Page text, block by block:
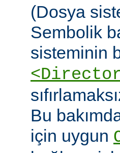
(Dosya
Sembolik
sisteminin
Bu
için uygun